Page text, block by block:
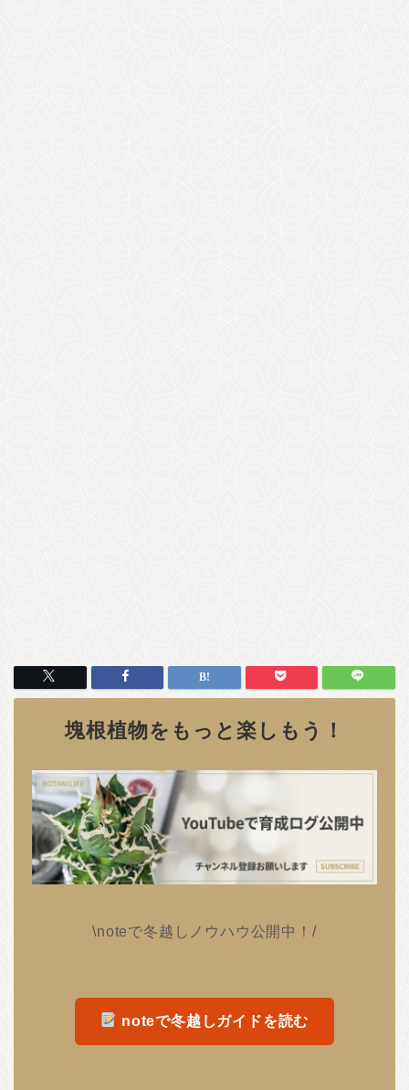
塊根植物をもっと楽しもう！
\noteで冬越しノウハウ公開中！/
noteで冬越しガイドを読む